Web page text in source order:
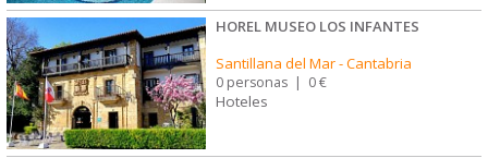
HOREL MUSEO LOS INFANTES
Santillana del Mar-Cantabria
0 personas | 0 €
Hoteles